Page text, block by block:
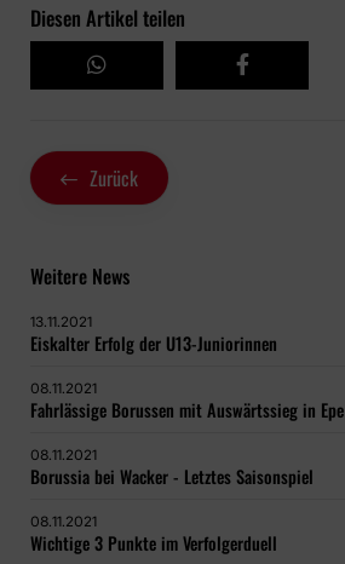
Diesen Artikel teilen
Zurück
Weitere News
13.11.2021
Eiskalter Erfolg der U13-Juniorinnen
08.11.2021
Fahrlässige Borussen mit Auswärtssieg in Epe
08.11.2021
Borussia bei Wacker - Letztes Saisonspiel
08.11.2021
Wichtige 3 Punkte im Verfolgerduell